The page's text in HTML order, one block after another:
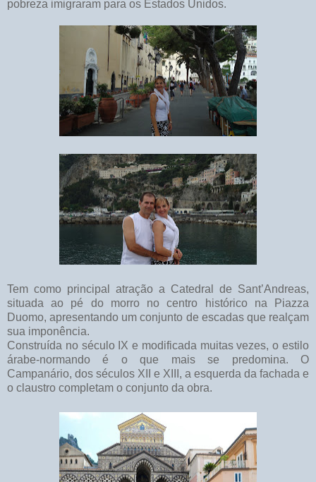
pobreza imigraram para os Estados Unidos.
Tem como principal atração a Catedral de Sant’Andreas,
situada ao pé do morro no centro histórico na Piazza
Duomo, apresentando um conjunto de escadas que realçam
sua imponência.
Construída no século IX e modificada muitas vezes, o estilo
árabe-normando é o que mais se predomina. O
Campanário, dos séculos XII e XIII, a esquerda da fachada e
o claustro completam o conjunto da obra.